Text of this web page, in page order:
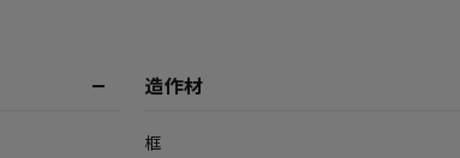
造作材
框